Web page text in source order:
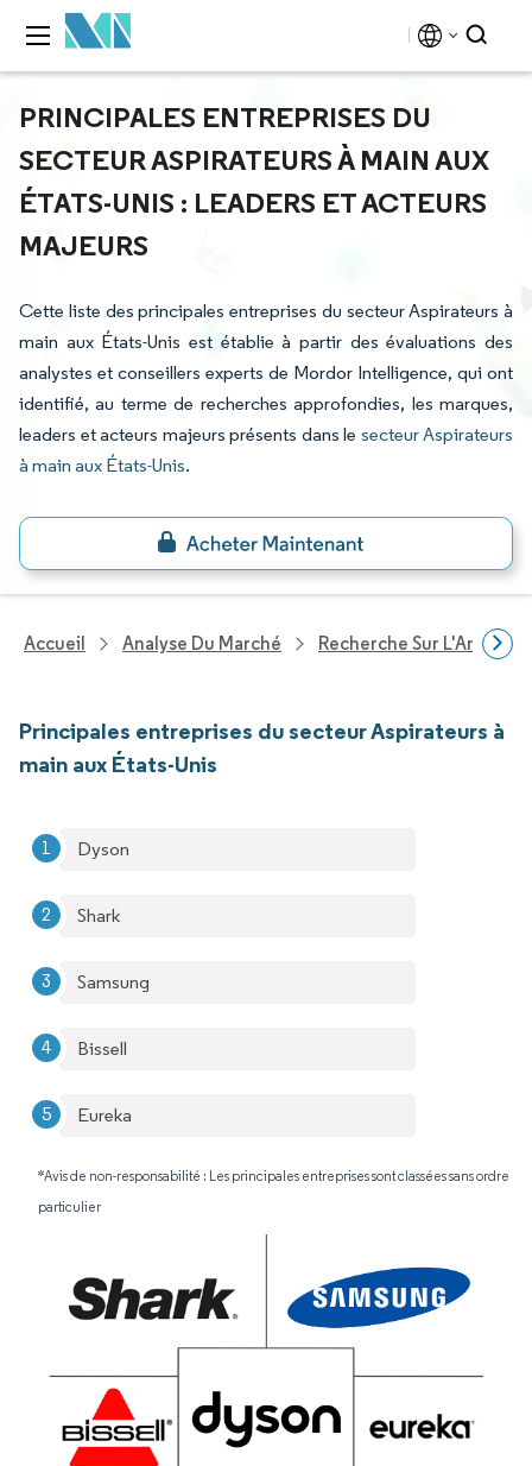
PRINCIPALES ENTREPRISES DU
SECTEUR ASPIRATEURS À MAIN AUX
ÉTATS-UNIS : LEADERS ET ACTEURS
MAJEURS
Cette liste des principales entreprises du secteur Aspirateurs à
main aux États-Unis est établie à partir des évaluations des
analystes et conseillers experts de Mordor Intelligence, qui ont
identifié, au terme de recherches approfondies, les marques,
leaders et acteurs majeurs présents dans le secteur Aspirateurs
à main aux États-Unis.
Accueil Analyse Du Marché Recherche Sur
Principales entreprises du secteur Aspirateurs à
main aux États-Unis
Dyson
Shark
Samsung
Bissell
Eureka
*Avis de non-responsabilité : Les principales entreprises sont classées sans ordre
particulier